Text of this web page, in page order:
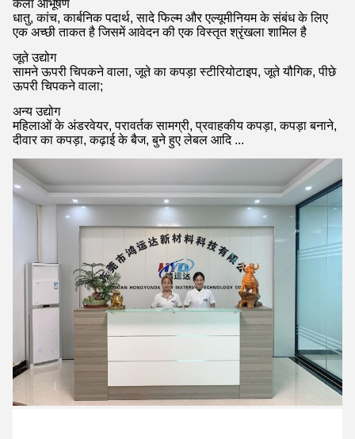
कला आभूषण
धातु, कांच, कार्बनिक पदार्थ, सादे फिल्म और एल्यूमीनियम के संबंध के लिए
एक अच्छी ताकत है जिसमें आवेदन की एक विस्तृत श्रृंखला शामिल है
जूते उद्योग
सामने ऊपरी चिपकने वाला, जूते का कपड़ा स्टीरियोटाइप, जूते यौगिक, पीछे
ऊपरी चिपकने वाला;
अन्य उद्योग
महिलाओं के अंडरवेयर, परावर्तक सामग्री, प्रवाहकीय कपड़ा, कपड़ा बनाने,
दीवार का कपड़ा, कढ़ाई के बैज, बुने हुए लेबल आदि ...